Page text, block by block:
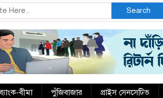
Search
বীমা পুঁজিবাজার প্রাইস সেনসেটিভ